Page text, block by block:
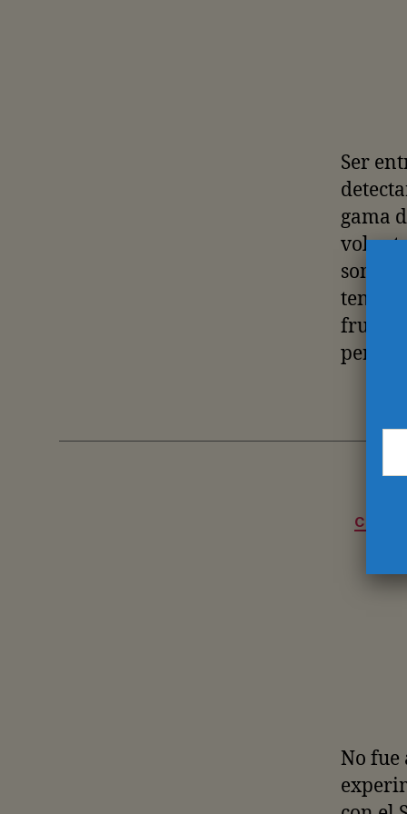
Ser
gama
somos
No fue